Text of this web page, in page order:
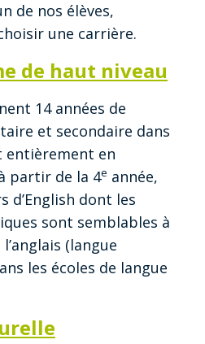
de nos élèves,
une carrière.
de haut niveau
14 années de
et secondaire dans
entièrement en
partir de la 4e année,
d’English dont les
sont semblables à
(langue
les écoles de langue